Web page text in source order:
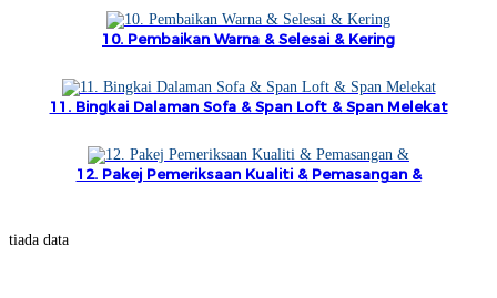
اردو
יידיש
தமிழ்
10. Pembaikan Warna & Selesai & Kering
11. Bingkai Dalaman Sofa & Span Loft & Span Melekat
12. Pakej Pemeriksaan Kualiti & Pemasangan &
tiada data